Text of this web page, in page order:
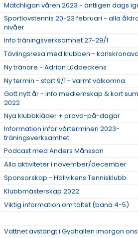
Matchligan våren 2023 - äntligen dags
Sportlovstennis 20-23 februari - alla
nivåer
Info träningsverksamhet 27-29/1
Tävlingsresa med klubben -
Ny tränare - Adrian Lüddeckens
Ny termin - start 9/1 - varmt välkomna
Gott nytt år - info medlemskap & kort
2022
Nya klubbkläder + prova-på-dagar
Information inför vårterminen 2023-
träningsverksamhet
Podcast med Anders Månsson
Alla aktiviteter i november/december
Sponsorskap - Höllvikens Tennisklubb
Klubbmästerskap 2022
Viktig information om tältet (bana 4-5)
Vattnet avstängt i Gyahallen imorgon